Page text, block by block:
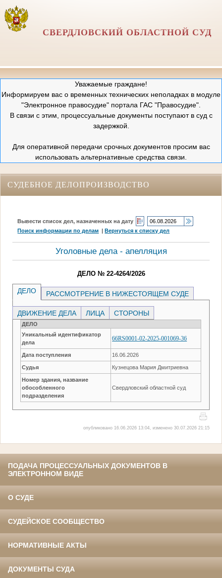
СВЕРДЛОВСКИЙ ОБЛАСТНОЙ СУД
Уважаемые граждане!
Информируем вас о временных технических неполадках в модуле
"Электронное правосудие" портала ГАС "Правосудие".
В связи с этим, процессуальные документы поступают в суд с
задержкой.
Для оперативной передачи срочных документов просим вас
использовать альтернативные средства связи.
СУДЕБНОЕ ДЕЛОПРОИЗВОДСТВО
Вывести список дел, назначенных на дату
Поиск информации по делам |Вернуться к списку дел
Уголовные дела - апелляция
ДЕЛО № 22-4264/2026
ДЕЛО РАССМОТРЕНИЕ В НИЖЕСТОЯЩЕМ СУДЕ
ДВИЖЕНИЕ ДЕЛА ЛИЦА СТОРОНЫ
ДЕЛО
Уникальный идентификатор
дела
66RS0001-02-2025-001069-36
Дата поступления 16.06.2026
Судья Кузнецова Мария Дмитриевна
Номер здания, название
обособленного
подразделения
Свердловский областной суд
опубликовано 16.06.2026 13:04, изменено 30.07.2026 21:15
ПОДАЧА ПРОЦЕССУАЛЬНЫХ ДОКУМЕНТОВ В
ЭЛЕКТРОННОМ ВИДЕ
О СУДЕ
СУДЕЙСКОЕ СООБЩЕСТВО
НОРМАТИВНЫЕ АКТЫ
ДОКУМЕНТЫ СУДА